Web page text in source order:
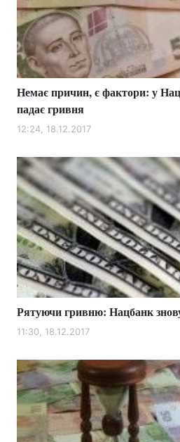
Немає причин, є фактори: у
падає гривня
12:24, 18.12.2017
Рятуючи гривню: Нацбанк
11:30, 18.12.2017